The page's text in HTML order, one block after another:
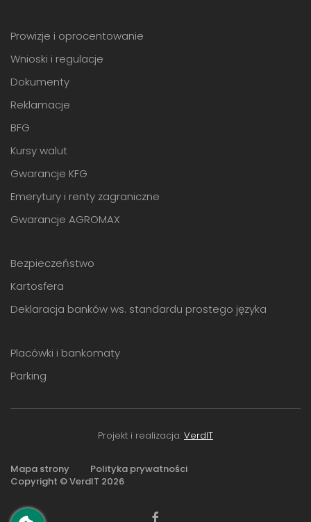
Prowizje i oprocentowanie
Wnioski i regulacje
Dokumenty
Reklamacje
BFG
Kursy walut
Gwarancje KFG
Emerytury i renty zagraniczne
Gwarancje AGROMAX
Bezpieczeństwo
Kartosfera
Deklaracja banków ws. standardu prostego języka
Placówki i bankomaty
Parking
Projekt i realizacja: VerdIT
Mapa strony
Polityka prywatności
Copyright © VerdIT 2026